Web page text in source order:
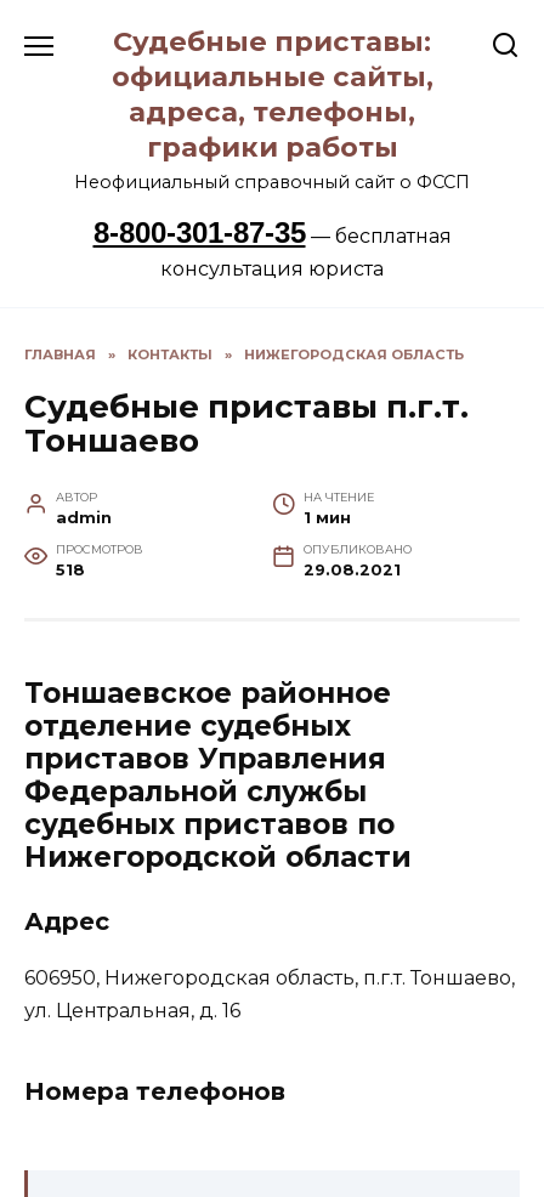
содержанию
Судебные приставы:
официальные сайты,
адреса, телефоны,
графики работы
Неофициальный справочный сайт о ФССП
8-800-301-87-35— бесплатная
консультация юриста
ГЛАВНАЯ » КОНТАКТЫ » НИЖЕГОРОДСКАЯ ОБЛАСТЬ
Судебные приставы п.г.т.
Тоншаево
АВТОР
admin
НА ЧТЕНИЕ
1 мин
ПРОСМОТРОВ
518
ОПУБЛИКОВАНО
29.08.2021
Тоншаевское районное
отделение судебных
приставов Управления
Федеральной службы
судебных приставов по
Нижегородской области
Адрес
606950, Нижегородская область, п.г.т. Тоншаево,
ул. Центральная, д. 16
Номера телефонов